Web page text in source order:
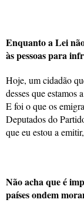
Enquanto a Lei
às pessoas para
Hoje, um cidadão
desses que estamos
E foi o que os
Deputados do
que eu estou a
Não acha que é
países ondem